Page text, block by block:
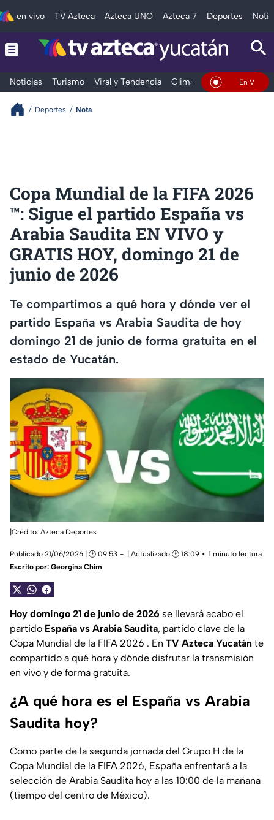
en vivo TV Azteca Azteca UNO Azteca 7 Deportes
Noticias Turismo Viral y Tendencia Clima DeportesEn Vivo
Deportes Nota
Copa Mundial de la FIFA 2026
™️: Sigue el partido España vs
Arabia Saudita EN VIVO y
GRATIS HOY, domingo 21 de
junio de 2026
Te compartimos a qué hora y dónde ver el
partido España vs Arabia Saudita de hoy
domingo 21 de junio de forma gratuita en el
estado de Yucatán.
|Crédito: Azteca Deportes
Publicado 21/06/2026 | 🕑 09:53 | Actualizado 🕑 18:09
1 minuto lectura
Escrito por: Georgina Chim
Hoy domingo 21 de junio de 2026 se llevará acabo el
partido España vs Arabia Saudita, partido clave de la
Copa Mundial de la FIFA 2026 . En TV Azteca Yucatán te
compartido a qué hora y dónde disfrutar la transmisión
en vivo y de forma gratuita.
¿A qué hora es el España vs Arabia
Saudita hoy?
Como parte de la segunda jornada del Grupo H de la
Copa Mundial de la FIFA 2026, España enfrentará a la
selección de Arabia Saudita hoy a las 10:00 de la mañana
(tiempo del centro de México).